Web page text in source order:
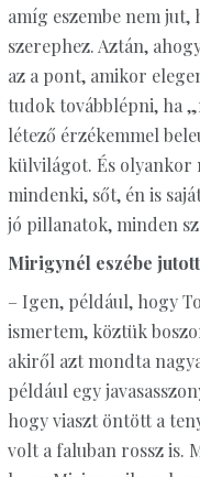
amíg eszembe nem
szerephez. Aztán,
az a pont, amikor
tudok továbblépni, ha
létező érzékemmel
külvilágot. És olyankor
mindenki, sőt, én is
jó pillanatok, minden
Mirigynél eszébe
– Igen, például, hogy
ismertem, köztük
akiről azt mondta
például egy
hogy viaszt öntött a
volt a faluban rossz is.